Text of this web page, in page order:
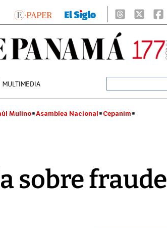
MULTIMEDIA
Mulino Asamblea Nacional Cepanim
sobre fraude